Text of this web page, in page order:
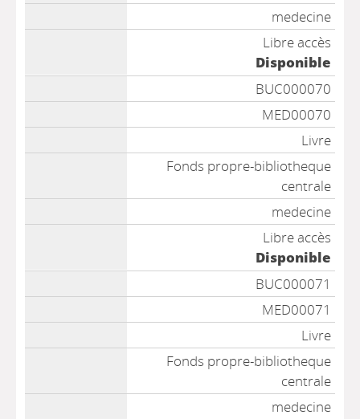
medecine
Libre accès
Disponible
BUC000070
MED00070
Livre
Fonds propre-bibliotheque
centrale
medecine
Libre accès
Disponible
BUC000071
MED00071
Livre
Fonds propre-bibliotheque
centrale
medecine